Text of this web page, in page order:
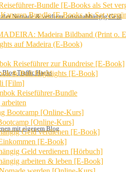
Nomade & verdiene ortsunabhängig Geld
Blog Traffic Hacks
mit eigenem Blog
Bundle [E-Books als Set
Bundle [E-Books als Set
Madeira Bildband (Print o.
auf Madeira (E-Book)
Reiseführer zur Rundreise [E-Book]
& Bali Highlights [E-Book]
[Film]
Reiseführer-Bundle
Bootcamp [Online-Kurs]
[Online-Kurs]
Geld verdienen [E-Book]
[E-Book]
Geld verdienen [Hörbuch]
arbeiten & leben [E-Book]